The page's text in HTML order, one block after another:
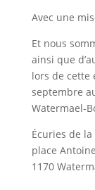
Avec une
​Et nous
ainsi que
lors de cette
septembre
Watermael-
Écuries de
place
1170